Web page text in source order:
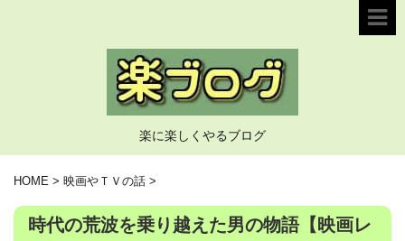
楽に楽しくやるブログ
HOME > 映画やＴＶの話 >
時代の荒波を乗り越えた男の物語【映画レ